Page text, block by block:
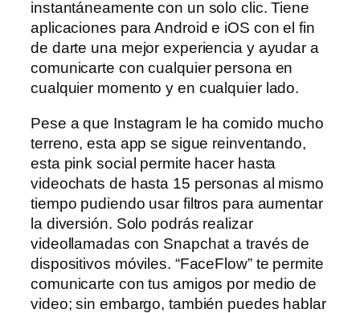
instantáneamente con un solo clic. Tiene
aplicaciones para Android e iOS con el fin
de darte una mejor experiencia y ayudar a
comunicarte con cualquier persona en
cualquier momento y en cualquier lado.
Pese a que Instagram le ha comido mucho
terreno, esta app se sigue reinventando,
esta pink social permite hacer hasta
videochats de hasta 15 personas al mismo
tiempo pudiendo usar filtros para aumentar
la diversión. Solo podrás realizar
videollamadas con Snapchat a través de
dispositivos móviles. “FaceFlow” te permite
comunicarte con tus amigos por medio de
video; sin embargo, también puedes hablar